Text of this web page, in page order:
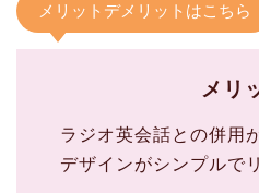
メリットデメリットはこちら
メリ
ラジオ英会話との併用
デザインがシンプルで